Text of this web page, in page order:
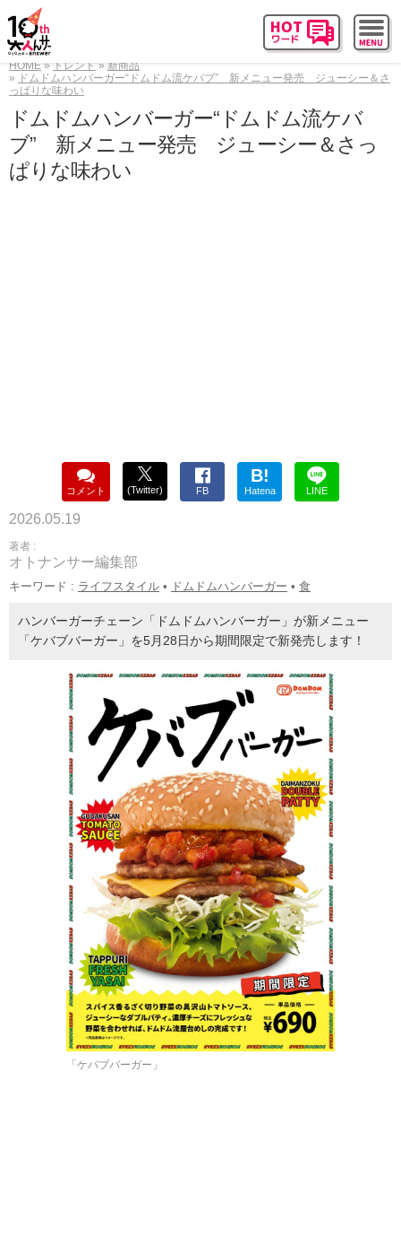
HOME トレンド
新商品
ドムドムハンバーガー“ドムドム流ケバブ” 新メニュー発売 ジューシー＆さ
っぱりな味わい
ドムドムハンバーガー“ドムドム流ケバ
ブ” 新メニュー発売 ジューシー＆さっ
ぱりな味わい
コメント (Twitter) FB
B!
Hatena LINE
2026.05.19
著者 :
オトナンサー編集部
キーワード : ライフスタイル • ドムドムハンバーガー • 食
ハンバーガーチェーン「ドムドムハンバーガー」が新メニュー
「ケバブバーガー」を5月28日から期間限定で新発売します！
「ケバブバーガー」